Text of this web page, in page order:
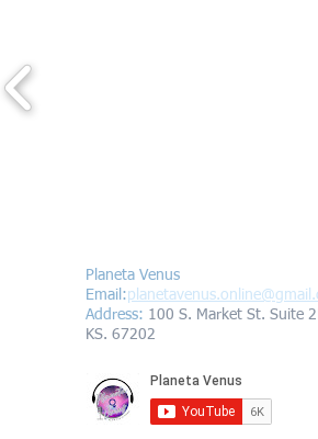
Planeta Venus
Email:planetavenus.online
Address: 100 S. Market St. Suite
KS. 67202